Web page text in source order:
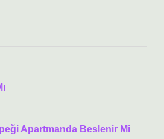
Apartmanda Beslenir Mi